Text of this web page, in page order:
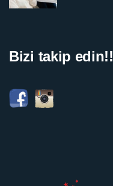
Bizi takip edin!!